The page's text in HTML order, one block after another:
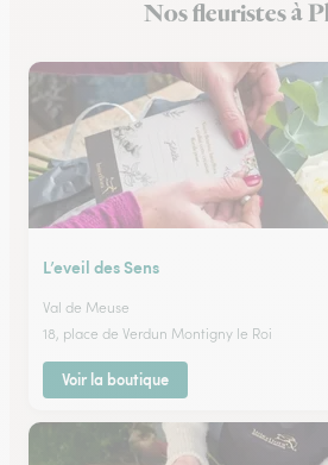
Nos fleuristes à
L’eveil des Sens
Val de Meuse
18, place de Verdun Montigny le Roi
Voir la boutique